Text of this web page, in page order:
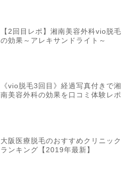
【2回目レポ】湘南美容外科vio脱毛
の効果～アレキサンドライト～
《vio脱毛3回目》経過写真付きで湘
南美容外科の効果を口コミ体験レポ
大阪医療脱毛のおすすめクリニック
ランキング【2019年最新】